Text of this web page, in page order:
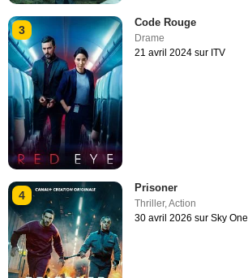
3
Code Rouge
Drame
21 avril 2024 sur ITV
4
Prisoner
Thriller,Action
30 avril 2026 sur Sky One